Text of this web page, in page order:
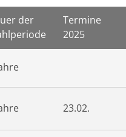
der
Termine
2025
23.02.